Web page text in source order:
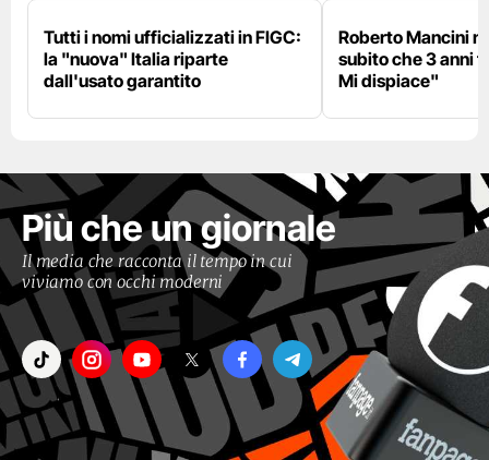
Tutti i nomi ufficializzati in FIGC:
la "nuova" Italia riparte
dall'usato garantito
Roberto Mancini
subito che 3 anni
Mi dispiace"
Più che un giornale
Il media che racconta il tempo in cui
viviamo con occhi moderni